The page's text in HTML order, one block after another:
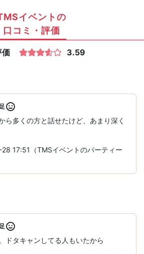
イベントの
口コミ・評価
価 3.59
ら多くの方と話せたけど、あまり深く
17:51（TMSイベントのパーティー
ドタキャンしてる人もいたから